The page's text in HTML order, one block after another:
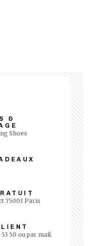
&
Shoes
75003 Paris
50 ou par mail.